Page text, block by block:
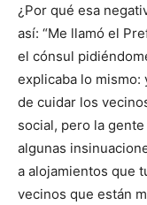
¿Por qué esa
así: “Me llamó el
el cónsul
explicaba lo mismo:
de cuidar los
social, pero la
algunas
a alojamientos que
vecinos que están